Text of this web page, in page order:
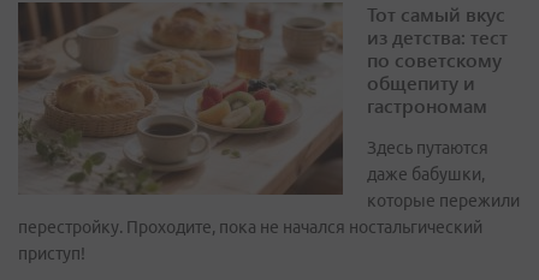
Тот самый вкус
из детства: тест
по советскому
общепиту и
гастрономам
Здесь путаются
даже бабушки,
которые пережили
перестройку. Проходите, пока не начался ностальгический
приступ!